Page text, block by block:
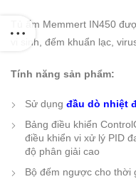
Tủ ấm Memmert IN450
vi sinh, đếm khuẩn lạc,
Tính năng sản phẩm:
Sử dụng đầu dò nhiệt
Bảng điều khiển
điều khiển vi xử lý PID
độ phân giải cao
Bộ đếm ngược cho thời